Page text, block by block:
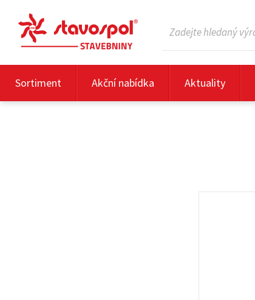
Sortiment Akční nabídka Aktuality